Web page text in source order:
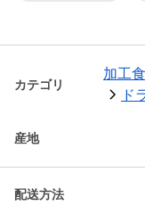
カテゴリ
加工
ド
産地
配送方法